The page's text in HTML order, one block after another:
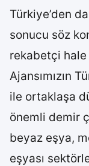
Türkiye’den
sonucu söz
rekabetçi
Ajansımızın
ile ortaklaşa
önemli demir
beyaz eşya,
eşyası